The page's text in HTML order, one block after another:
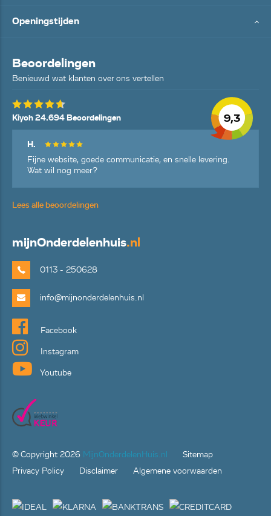
Openingstijden
Beoordelingen
Benieuwd wat klanten over ons vertellen
9,3
Kiyoh 24.694 Beoordelingen
H.
Fijne website, goede communicatie, en snelle levering.
Wat wil nog meer?
Lees alle beoordelingen
mijnOnderdelenhuis.nl
0113 - 250628
info@mijnonderdelenhuis.nl
Facebook
Instagram
Youtube
© Copyright 2026 MijnOnderdelenHuis.nl
Sitemap
Privacy Policy
Disclaimer Algemene voorwaarden